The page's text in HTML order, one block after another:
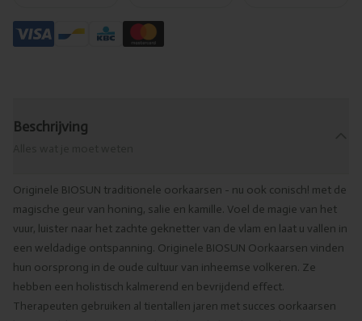
Beschrijving
Originele BIOSUN traditionele oorkaarsen - nu ook conisch! met de
magische geur van honing, salie en kamille. Voel de magie van het
vuur, luister naar het zachte geknetter van de vlam en laat u vallen in
een weldadige ontspanning. Originele BIOSUN Oorkaarsen vinden
hun oorsprong in de oude cultuur van inheemse volkeren. Ze
hebben een holistisch kalmerend en bevrijdend effect.
Therapeuten gebruiken al tientallen jaren met succes oorkaarsen